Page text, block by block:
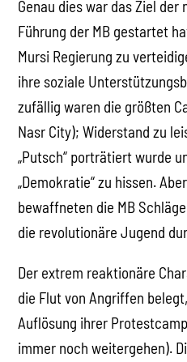
Genau dies war das Ziel
Führung der MB gestartet
Mursi Regierung zu
ihre soziale
zufällig waren die größten
Nasr City); Widerstand zu
„Putsch“ porträtiert wurde
„Demokratie“ zu hissen.
bewaffneten die MB
die revolutionäre Jugend
Der extrem reaktionäre
die Flut von Angriffen
Auflösung ihrer
immer noch weitergehen).